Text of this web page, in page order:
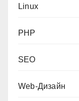
Linux
PHP
SEO
Web-Дизайн